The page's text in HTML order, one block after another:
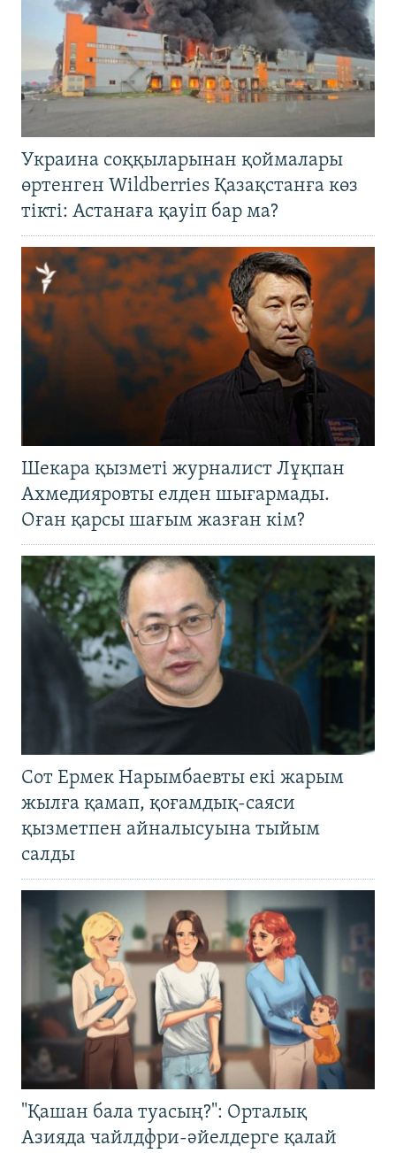
Украина соққыларынан қоймалары
өртенген Wildberries Қазақстанға көз
тікті: Астанаға қауіп бар ма?
Шекара қызметі журналист Лұқпан
Ахмедияровты елден шығармады.
Оған қарсы шағым жазған кім?
Сот Ермек Нарымбаевты екі жарым
жылға қамап, қоғамдық-саяси
қызметпен айналысуына тыйым
салды
"Қашан бала туасың?": Орталық
Азияда чайлдфри-әйелдерге қалай